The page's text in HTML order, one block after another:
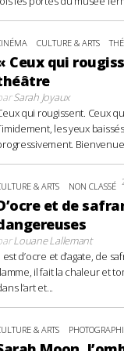
CULTURE & ARTS
Ceux qui
Sarah Joyaux
qui rougissent. Ceux
les yeux
& ARTS NON CLASSÉ
et de
Louane Lallemant
est d’ocre et d’agate, de
il fait la chaleur et
l’art et...
& ARTS